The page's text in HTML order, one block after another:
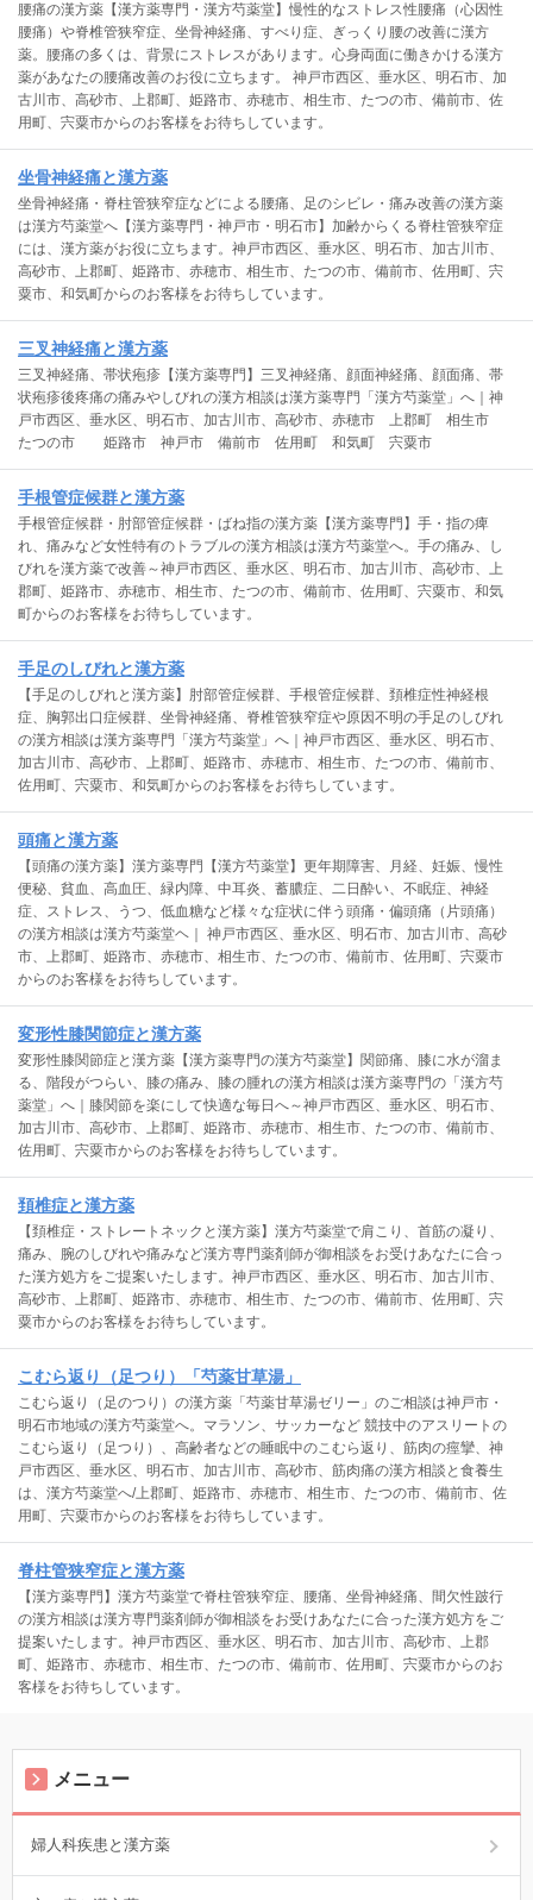
腰痛の漢方薬【漢方薬専門・漢方芍薬堂】慢性的なストレス性腰痛（心因性
腰痛）や脊椎管狭窄症、坐骨神経痛、すべり症、ぎっくり腰の改善に漢方
薬。腰痛の多くは、背景にストレスがあります。心身両面に働きかける漢方
薬があなたの腰痛改善のお役に立ちます。 神戸市西区、垂水区、明石市、加
古川市、高砂市、上郡町、姫路市、赤穂市、相生市、たつの市、備前市、佐
用町、宍粟市からのお客様をお待ちしています。
坐骨神経痛と漢方薬
坐骨神経痛・脊柱管狭窄症などによる腰痛、足のシビレ・痛み改善の漢方薬
は漢方芍薬堂へ【漢方薬専門・神戸市・明石市】加齢からくる脊柱管狭窄症
には、漢方薬がお役に立ちます。神戸市西区、垂水区、明石市、加古川市、
高砂市、上郡町、姫路市、赤穂市、相生市、たつの市、備前市、佐用町、宍
粟市、和気町からのお客様をお待ちしています。
三叉神経痛と漢方薬
三叉神経痛、帯状疱疹【漢方薬専門】三叉神経痛、顔面神経痛、顔面痛、帯
状疱疹後疼痛の痛みやしびれの漢方相談は漢方薬専門「漢方芍薬堂」へ｜神
戸市西区、垂水区、明石市、加古川市、高砂市、赤穂市 上郡町 相生市
たつの市 姫路市 神戸市 備前市 佐用町 和気町 宍粟市
手根管症候群と漢方薬
手根管症候群・肘部管症候群・ばね指の漢方薬【漢方薬専門】手・指の痺
れ、痛みなど女性特有のトラブルの漢方相談は漢方芍薬堂へ。手の痛み、し
びれを漢方薬で改善～神戸市西区、垂水区、明石市、加古川市、高砂市、上
郡町、姫路市、赤穂市、相生市、たつの市、備前市、佐用町、宍粟市、和気
町からのお客様をお待ちしています。
手足のしびれと漢方薬
【手足のしびれと漢方薬】肘部管症候群、手根管症候群、頚椎症性神経根
症、胸郭出口症候群、坐骨神経痛、脊椎管狭窄症や原因不明の手足のしびれ
の漢方相談は漢方薬専門「漢方芍薬堂」へ｜神戸市西区、垂水区、明石市、
加古川市、高砂市、上郡町、姫路市、赤穂市、相生市、たつの市、備前市、
佐用町、宍粟市、和気町からのお客様をお待ちしています。
頭痛と漢方薬
【頭痛の漢方薬】漢方薬専門【漢方芍薬堂】更年期障害、月経、妊娠、慢性
便秘、貧血、高血圧、緑内障、中耳炎、蓄膿症、二日酔い、不眠症、神経
症、ストレス、うつ、低血糖など様々な症状に伴う頭痛・偏頭痛（片頭痛）
の漢方相談は漢方芍薬堂ヘ｜ 神戸市西区、垂水区、明石市、加古川市、高砂
市、上郡町、姫路市、赤穂市、相生市、たつの市、備前市、佐用町、宍粟市
からのお客様をお待ちしています。
変形性膝関節症と漢方薬
変形性膝関節症と漢方薬【漢方薬専門の漢方芍薬堂】関節痛、膝に水が溜ま
る、階段がつらい、膝の痛み、膝の腫れの漢方相談は漢方薬専門の「漢方芍
薬堂」へ｜膝関節を楽にして快適な毎日へ～神戸市西区、垂水区、明石市、
加古川市、高砂市、上郡町、姫路市、赤穂市、相生市、たつの市、備前市、
佐用町、宍粟市からのお客様をお待ちしています。
頚椎症と漢方薬
【頚椎症・ストレートネックと漢方薬】漢方芍薬堂で肩こり、首筋の凝り、
痛み、腕のしびれや痛みなど漢方専門薬剤師が御相談をお受けあなたに合っ
た漢方処方をご提案いたします。神戸市西区、垂水区、明石市、加古川市、
高砂市、上郡町、姫路市、赤穂市、相生市、たつの市、備前市、佐用町、宍
粟市からのお客様をお待ちしています。
こむら返り（足つり）「芍薬甘草湯」
こむら返り（足のつり）の漢方薬「芍薬甘草湯ゼリー」のご相談は神戸市・
明石市地域の漢方芍薬堂へ。マラソン、サッカーなど 競技中のアスリートの
こむら返り（足つり）、高齢者などの睡眠中のこむら返り、筋肉の痙攣、神
戸市西区、垂水区、明石市、加古川市、高砂市、筋肉痛の漢方相談と食養生
は、漢方芍薬堂へ/上郡町、姫路市、赤穂市、相生市、たつの市、備前市、佐
用町、宍粟市からのお客様をお待ちしています。
脊柱管狭窄症と漢方薬
【漢方薬専門】漢方芍薬堂で脊柱管狭窄症、腰痛、坐骨神経痛、間欠性跛行
の漢方相談は漢方専門薬剤師が御相談をお受けあなたに合った漢方処方をご
提案いたします。神戸市西区、垂水区、明石市、加古川市、高砂市、上郡
町、姫路市、赤穂市、相生市、たつの市、備前市、佐用町、宍粟市からのお
客様をお待ちしています。
メニュー
婦人科疾患と漢方薬